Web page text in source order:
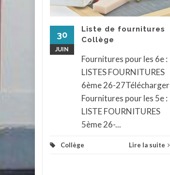
30
JUIN
Liste de fournitures
Collège
Fournitures pour les 6e :
LISTES FOURNITURES
6ème 26-27Télécharger
Fournitures pour les 5e :
LISTE FOURNITURES
5ème 26-...
Collège Lire la suite